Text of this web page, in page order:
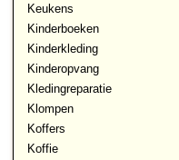
Keukens
Kinderboeken
Kinderkleding
Kinderopvang
Kledingreparatie
Klompen
Koffers
Koffie